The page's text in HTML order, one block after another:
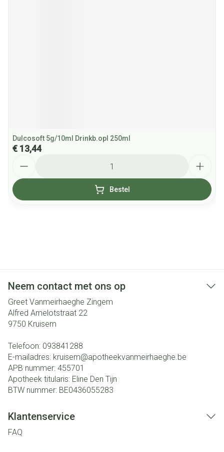
Dulcosoft 5g/10ml Drinkb.opl 250ml
€ 13,44
Bestel
Neem contact met ons op
Greet Vanmeirhaeghe Zingem
Alfred Amelotstraat 22
9750 Kruisem
Telefoon: 093841288
E-mailadres: kruisem@apotheekvanmeirhaeghe.be
APB nummer: 455701
Apotheek titularis: Eline Den Tijn
BTW nummer: BE0436055283
Klantenservice
FAQ